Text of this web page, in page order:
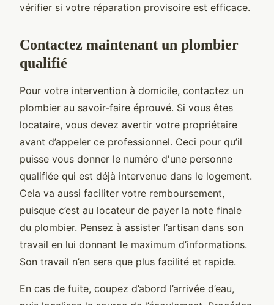
vérifier si votre réparation provisoire est efficace.
Contactez maintenant un plombier
qualifié
Pour votre intervention à domicile, contactez un
plombier au savoir-faire éprouvé. Si vous êtes
locataire, vous devez avertir votre propriétaire
avant d’appeler ce professionnel. Ceci pour qu’il
puisse vous donner le numéro d'une personne
qualifiée qui est déjà intervenue dans le logement.
Cela va aussi faciliter votre remboursement,
puisque c’est au locateur de payer la note finale
du plombier. Pensez à assister l’artisan dans son
travail en lui donnant le maximum d’informations.
Son travail n’en sera que plus facilité et rapide.
En cas de fuite, coupez d’abord l’arrivée d’eau,